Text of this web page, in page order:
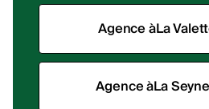
Agence àLa
Agence àLa